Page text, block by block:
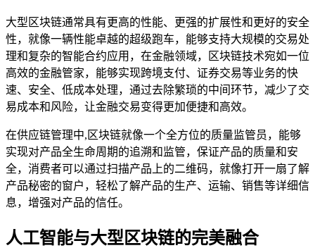
大型区块链通常具有更高的性能、更强的扩展性和更好的安全
性，就像一辆性能卓越的超级跑车，能够支持大规模的交易处
理和复杂的智能合约应用，在金融领域，区块链技术宛如一位
高效的金融管家，能够实现跨境支付、证券交易等业务的快
速、安全、低成本处理，通过去除繁琐的中间环节，减少了交
易成本和风险，让金融交易变得更加便捷和高效。
在供应链管理中,区块链就像一个全方位的质量监管员，能够
实现对产品全生命周期的追溯和监管，保证产品的质量和安
全，消费者可以通过扫描产品上的二维码，就像打开一扇了解
产品秘密的窗户，轻松了解产品的生产、运输、销售等详细信
息，增强对产品的信任。
人工智能与大型区块链的完美融合